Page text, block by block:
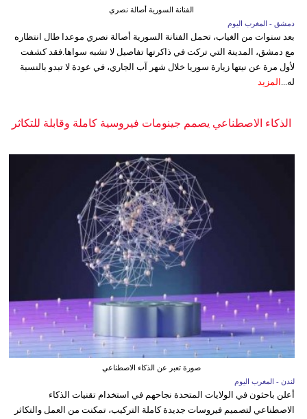
الفنانة السورية أصالة نصري
دمشق - المغرب اليوم
بعد سنوات من الغياب، تحمل الفنانة السورية أصالة نصري موعدا طال انتظاره
مع دمشق، المدينة التي تركت في ذاكرتها تفاصيل لا تشبه سواها.فقد كشفت
لأول مرة عن نيتها زيارة سوريا خلال شهر آب الجاري، في عودة لا تبدو بالنسبة
له... المزيد
الذكاء الاصطناعي يصمم جينومات فيروسية كاملة وقابلة للتكاثر
صورة تعبر عن الذكاء الاصطناعي
لندن - المغرب اليوم
أعلن باحثون في الولايات المتحدة نجاحهم في استخدام تقنيات الذكاء
الاصطناعي لتصميم فيروسات جديدة كاملة التركيب، تمكنت من العمل والتكاثر